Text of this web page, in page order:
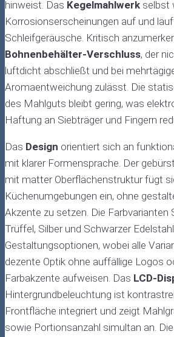
hinweist. Das Kegelmahlwerk selbst
Korrosionserscheinungen auf und
Schleifgeräusche. Kritisch
Bohnenbehälter-Verschluss, der
luftdicht abschließt und bei
Aromaentweichung zulässt. Die
des Mahlguts bleibt gering, was
Haftung an Siebträger und Fingern
Das Design orientiert sich an
mit klarer Formensprache. Der
mit matter Oberflächenstruktur fügt
Küchenumgebungen ein, ohne
Akzente zu setzen. Die Farbvarianten
Trüffel, Silber und Schwarzer
Gestaltungsoptionen, wobei alle
dezente Optik ohne auffällige Logos
Farbakzente aufweisen. Das LCD-
Hintergrundbeleuchtung ist
Frontfläche integriert und zeigt
sowie Portionsanzahl simultan an.